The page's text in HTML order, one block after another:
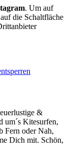
. Um auf
die Schaltfläche
&
um´s Kitesurfen,
Fern oder Nah,
Dich mit. Schön,